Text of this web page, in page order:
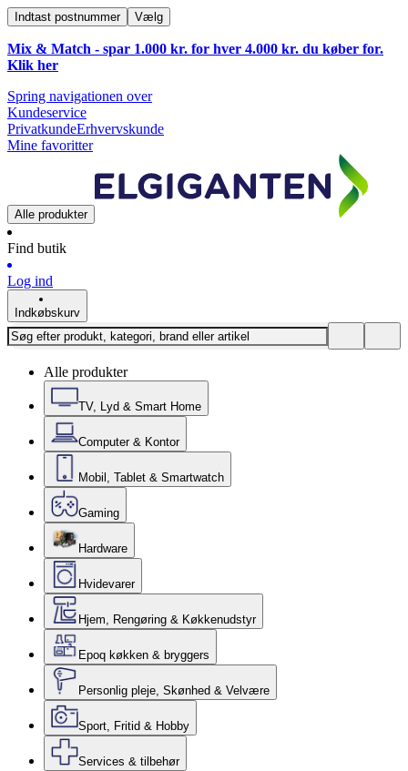
Indtast postnummer Vælg
Mix & Match - spar 1.000 kr. for hver 4.000 kr. du køber for.
Klik her
Spring navigationen over
Kundeservice
PrivatkundeErhvervskunde
Mine favoritter
Alle produkter
Find butik
Log ind
Indkøbskurv
Alle produkter
TV, Lyd & Smart Home
Computer & Kontor
Mobil, Tablet & Smartwatch
Gaming
Hardware
Hvidevarer
Hjem, Rengøring & Køkkenudstyr
Epoq køkken & bryggers
Personlig pleje, Skønhed & Velvære
Sport, Fritid & Hobby
Services & tilbehør